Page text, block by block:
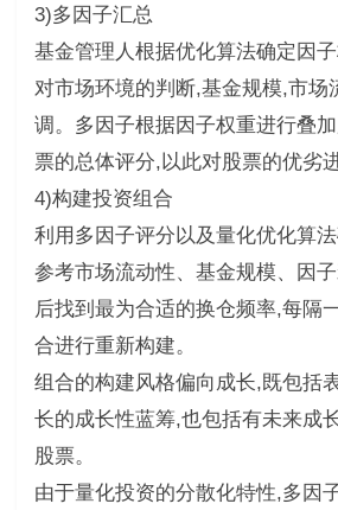
3)多因子汇总
基金管理人根据优化算法确定因
对市场环境的判断,基金规模,市场
调。多因子根据因子权重进行叠
票的总体评分,以此对股票的优劣
4)构建投资组合
利用多因子评分以及量化优化算法
参考市场流动性、基金规模、因
后找到最为合适的换仓频率,每隔
合进行重新构建。
组合的构建风格偏向成长,既包括
长的成长性蓝筹,也包括有未来成
股票。
由于量化投资的分散化特性,多因